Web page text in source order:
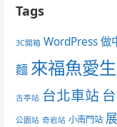
Tags
3C開箱 WordPress 做
麵 來福魚愛
古亭站 台北車站
公園站 奇岩站 小南門站